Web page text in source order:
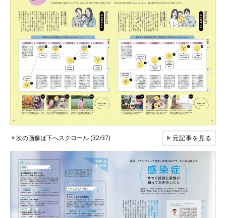
▼次の画像は下へスクロール (32/37) ▶元記事を見る